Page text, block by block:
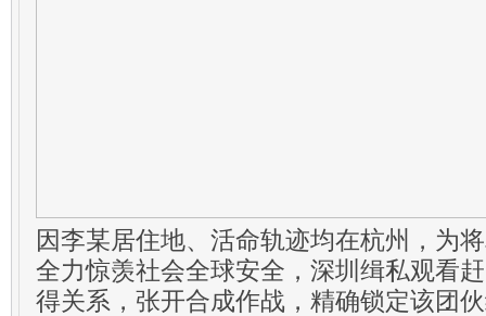
因李某居住地、活命轨迹均在杭州，为
全力惊羡社会全球安全，深圳缉私观看
得关系，张开合成作战，精确锁定该团